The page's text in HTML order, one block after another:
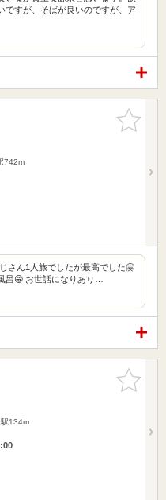
ですが、そばが良いのですが、ア
お気に入
りに追加
742m
さん1人旅でしたが最高でした🤗
呂😁 お世話になりあり…
お気に入
りに追加
駅134m